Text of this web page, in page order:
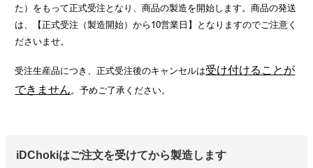
た）をもって正式受注となり、商品の製造を開始します。商品の発送
は、【正式受注（製造開始）から10営業日】となりますのでご注意く
ださいませ。
受注生産品につき、正式受注後のキャンセルは受け付けることが
できません。予めご了承ください。
iDChokiはご注文を受けてから製造します